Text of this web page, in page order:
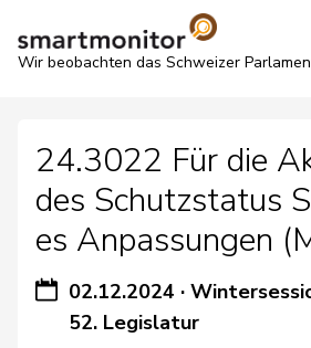
Wir beobachten das Schweizer
24.3022 Für die
des Schutzstatus
es Anpassungen
02.12.2024 ·
52. Legislatur